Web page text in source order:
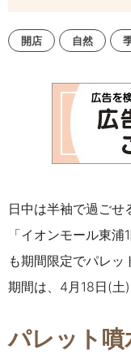
開店 自然
日中は半袖で過ごせ
「イオンモール東
も期間限定でパレッ
期間は、4月18日(土
パレット噴